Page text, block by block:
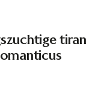
tiran